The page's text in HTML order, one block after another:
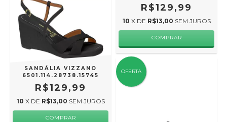
R$129,99
10 X DE R$13,00 SEM JUROS
COMPRAR
SANDÁLIA VIZZANO
6501.114.28738.15745
R$129,99
10 X DE R$13,00 SEM JUROS
COMPRAR
OFERTA